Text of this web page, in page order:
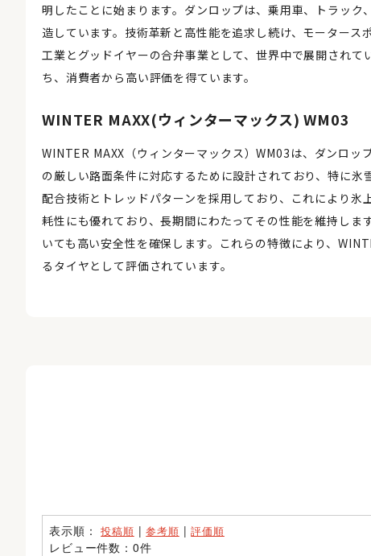
明したことに始まります。ダンロップは、乗用車、トラッ
造しています。技術革新と高性能を追求し続け、モーター
工業とグッドイヤーの合弁事業として、世界中で展開され
ち、消費者から高い評価を得ています。
WINTER MAXX(ウィンターマックス) WM03
WINTER MAXX（ウィンターマックス）WM03は、ダンロ
の厳しい路面条件に対応するために設計されており、特に
配合技術とトレッドパターンを採用しており、これにより
耗性にも優れており、長期間にわたってその性能を維持し
いても高い安全性を確保します。これらの特徴により、
るタイヤとして評価されています。
表示順：投稿順 |参考順 |評価順
レビュー件数：0件